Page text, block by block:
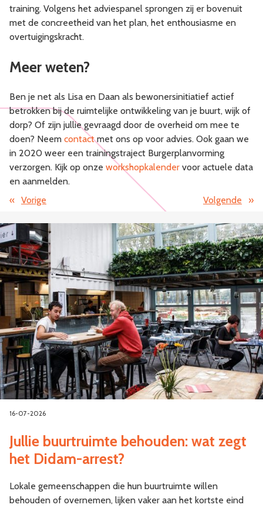
training. Volgens het adviespanel sprongen zij er bovenuit
met de concreetheid van het plan, het enthousiasme en
overtuigingskracht.
Meer weten?
Ben je net als Lisa en Daan als bewonersinitiatief actief
betrokken bij de ruimtelijke ontwikkeling van je buurt, wijk of
dorp? Of zijn jullie gevraagd door de overheid om mee te
doen? Neem contactmet ons op voor advies. Ook gaan we
in 2020 weer een trainingstraject Burgerplanvorming
verzorgen. Kijk op onze workshopkalender voor actuele data
en aanmelden.
« Vorige Volgende »
16-07-2026
Jullie buurtruimte behouden: wat zegt
het Didam-arrest?
Lokale gemeenschappen die hun buurtruimte willen
behouden of overnemen, lijken vaker aan het kortste eind